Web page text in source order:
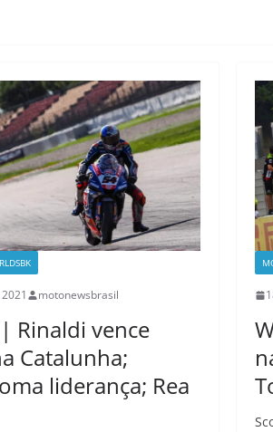
motonewsbrasil
Rinaldi vence
Catalunha;
liderança; Rea